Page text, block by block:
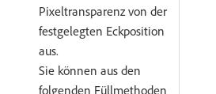
Pixeltransparenz von der
festgelegten Eckposition
aus.
Sie können aus den
folgenden Füllmethoden